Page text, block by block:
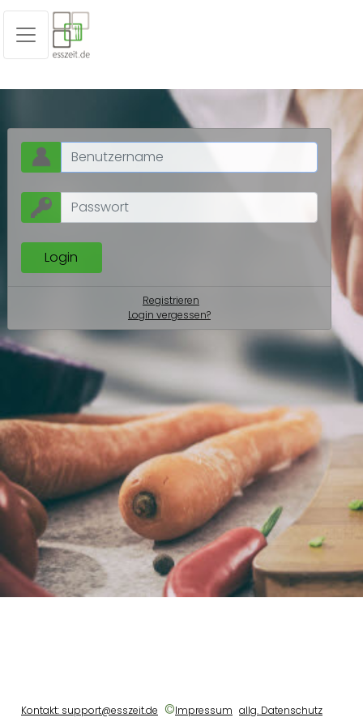
Registrieren
Login vergessen?
Kontakt: support@esszeit.de ©Impressum allg. Datenschutz